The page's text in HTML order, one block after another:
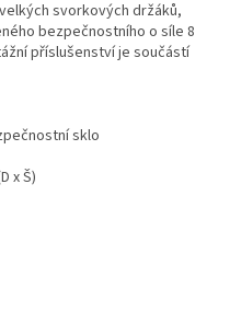
svorkových držáků,
bezpečnostního o síle 8
příslušenství je součástí
sklo
x Š)